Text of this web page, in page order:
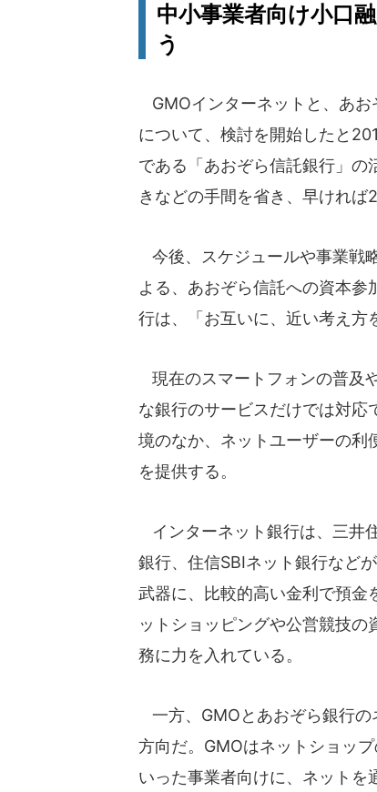
中小事業者向け小口
う
GMOインターネットと、あお
について、検討を開始したと
である「あおぞら信託銀行」の
きなどの手間を省き、早ければ
今後、スケジュールや事業戦
よる、あおぞら信託への資本参
行は、「お互いに、近い考え方
現在のスマートフォンの普及
な銀行のサービスだけでは対応
境のなか、ネットユーザーの利
を提供する。
インターネット銀行は、三井
銀行、住信SBIネット銀行など
武器に、比較的高い金利で預金
ットショッピングや公営競技
務に力を入れている。
一方、GMOとあおぞら銀行の
方向だ。GMOはネットショッ
いった事業者向けに、ネット